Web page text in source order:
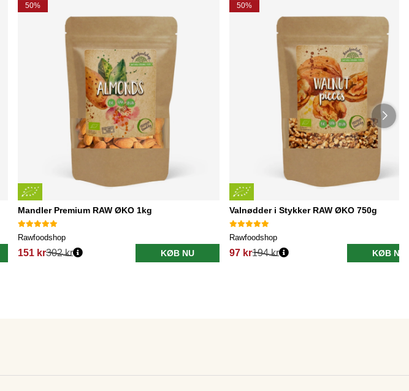
50%
Mandler Premium RAW ØKO 1kg
Rawfoodshop
151 kr302 kr KØB NU
50%
Valnødder i Stykker RAW ØKO 750g
Rawfoodshop
97 kr194 kr KØB NU